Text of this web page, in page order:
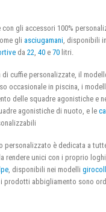
gli accessori 100%
gli asciugamani , disponibili
da 22 40 e 70 litri.
cuffie personalizzate, il
occasionale in piscina, i
delle squadre agonistiche e
agonistiche di nuoto, e le
personalizzato è dedicata a
rendere unici con i proprio
, disponibili nei modelli
prodotti abbigliamento sono